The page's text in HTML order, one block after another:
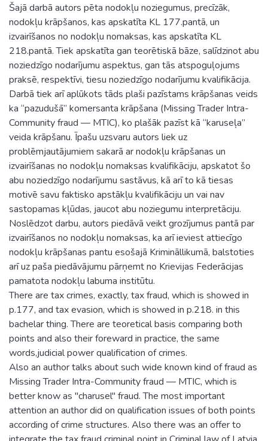
Šajā darbā autors pēta nodokļu noziegumus, precīzāk,
nodokļu krāpšanos, kas apskatīta KL 177.pantā, un
izvairīšanos no nodokļu nomaksas, kas apskatīta KL
218.pantā. Tiek apskatīta gan teorētiskā bāze, salīdzinot abu
noziedzīgo nodarījumu aspektus, gan tās atspoguļojums
praksē, respektīvi, tiesu noziedzīgo nodarījumu kvalifikācija.
Darbā tiek arī aplūkots tāds plaši pazīstams krāpšanas veids
ka “pazudušā” komersanta krāpšana (Missing Trader Intra-
Community fraud — MTIC), ko plašāk pazīst kā “karuseļa”
veida krāpšanu. Īpašu uzsvaru autors liek uz
problēmjautājumiem sakarā ar nodokļu krāpšanas un
izvairīšanas no nodokļu nomaksas kvalifikāciju, apskatot šo
abu noziedzīgo nodarījumu sastāvus, kā arī to kā tiesas
motivē savu faktisko apstākļu kvalifikāciju un vai nav
sastopamas kļūdas, jaucot abu noziegumu interpretāciju.
Noslēdzot darbu, autors piedāvā veikt grozījumus pantā par
izvairīšanos no nodokļu nomaksas, ka arī ieviest attiecīgo
nodokļu krāpšanas pantu esošajā Krimināllikumā, balstoties
arī uz paša piedāvājumu pārņemt no Krievijas Federācijas
pamatota nodokļu labuma institūtu.
There are tax crimes, exactly, tax fraud, which is showed in
p.177, and tax evasion, which is showed in p.218. in this
bachelar thing. There are teoretical basis comparing both
points and also their foreward in practice, the same
words,judicial power qualification of crimes.
Also an author talks about such wide known kind of fraud as
Missing Trader Intra-Community fraud — MTIC, which is
better know as "charusel" fraud. The most important
attention an author did on qualification issues of both points
according of crime structures. Also there was an offer to